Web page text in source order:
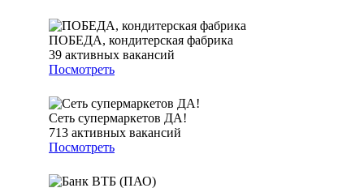
ПОБЕДА, кондитерская фабрика
39 активных вакансий
Посмотреть
Сеть супермаркетов ДА!
713 активных вакансий
Посмотреть